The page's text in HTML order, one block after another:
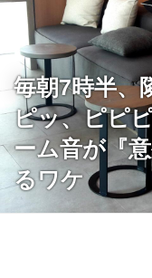
毎朝7時半、
ピッ、ピピ
ーム音が『
るワケ